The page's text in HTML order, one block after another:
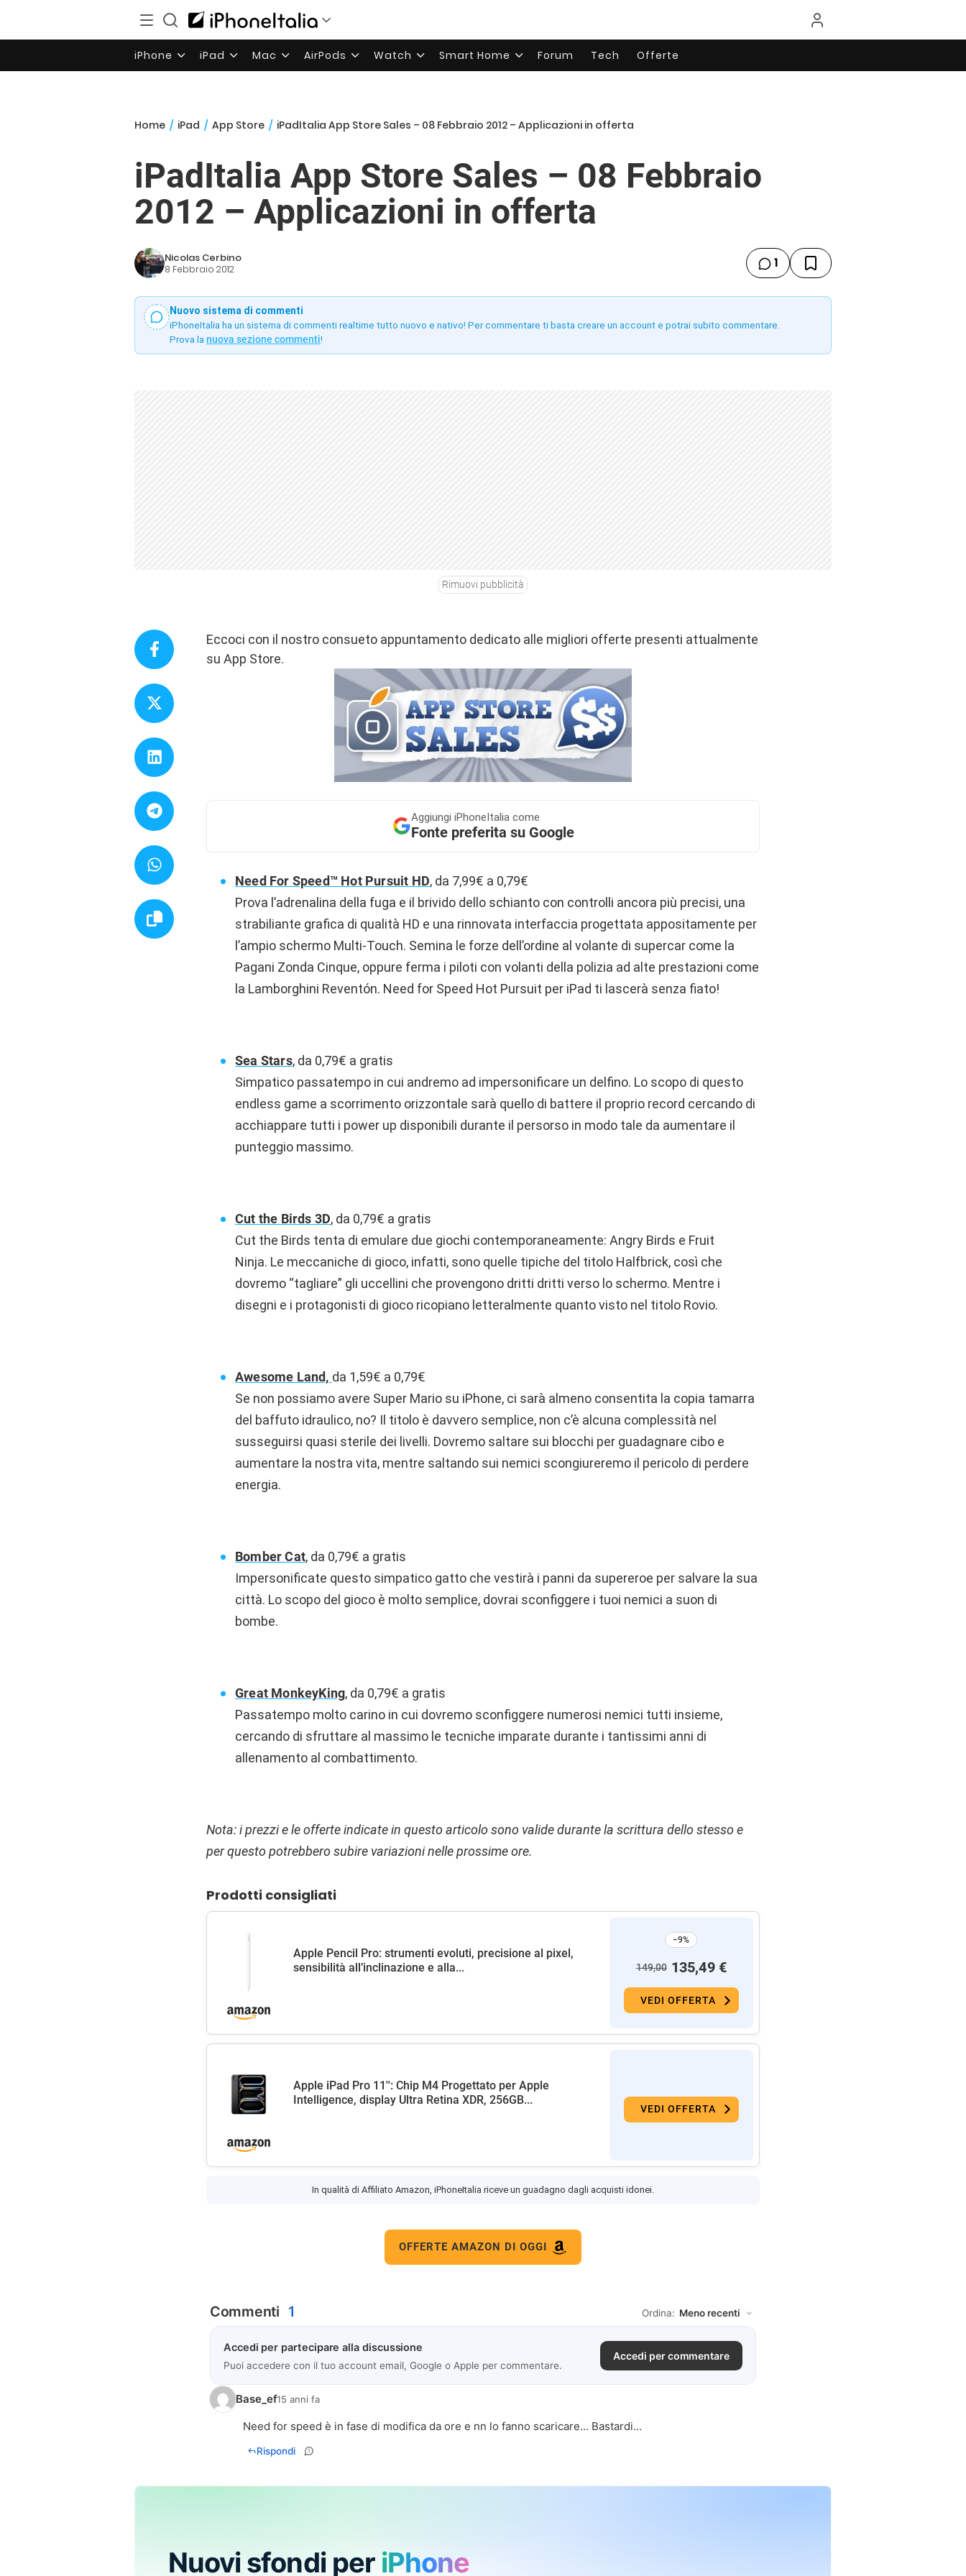
iPhone iPad Mac AirPods Watch Smart Home Forum Tech Offerte
Home / iPad / App Store / iPadItalia App Store Sales – 08 Febbraio 2012 – Applicazioni in offerta
iPadItalia App Store Sales – 08 Febbraio
2012 – Applicazioni in offerta
Nicolas Cerbino
8 Febbraio 2012 1
Nuovo sistema di commenti
iPhoneItalia ha un sistema di commenti realtime tutto nuovo e nativo! Per commentare ti basta creare un account e potrai subito commentare.
Prova la nuova sezione commenti!
Rimuovi pubblicità
Eccoci con il nostro consueto appuntamento dedicato alle migliori offerte presenti attualmente
su App Store.
Aggiungi iPhoneItalia come
Fonte preferita su Google
Need For Speed™ Hot Pursuit HD, da 7,99€ a 0,79€
Prova l’adrenalina della fuga e il brivido dello schianto con controlli ancora più precisi, una
strabiliante grafica di qualità HD e una rinnovata interfaccia progettata appositamente per
l’ampio schermo Multi-Touch. Semina le forze dell’ordine al volante di supercar come la
Pagani Zonda Cinque, oppure ferma i piloti con volanti della polizia ad alte prestazioni come
la Lamborghini Reventón. Need for Speed Hot Pursuit per iPad ti lascerà senza fiato!
Sea Stars, da 0,79€ a gratis
Simpatico passatempo in cui andremo ad impersonificare un delfino. Lo scopo di questo
endless game a scorrimento orizzontale sarà quello di battere il proprio record cercando di
acchiappare tutti i power up disponibili durante il persorso in modo tale da aumentare il
punteggio massimo.
Cut the Birds 3D, da 0,79€ a gratis
Cut the Birds tenta di emulare due giochi contemporaneamente: Angry Birds e Fruit
Ninja. Le meccaniche di gioco, infatti, sono quelle tipiche del titolo Halfbrick, così che
dovremo “tagliare” gli uccellini che provengono dritti dritti verso lo schermo. Mentre i
disegni e i protagonisti di gioco ricopiano letteralmente quanto visto nel titolo Rovio.
Awesome Land, da 1,59€ a 0,79€
Se non possiamo avere Super Mario su iPhone, ci sarà almeno consentita la copia tamarra
del baffuto idraulico, no? Il titolo è davvero semplice, non c’è alcuna complessità nel
susseguirsi quasi sterile dei livelli. Dovremo saltare sui blocchi per guadagnare cibo e
aumentare la nostra vita, mentre saltando sui nemici scongiureremo il pericolo di perdere
energia.
Bomber Cat, da 0,79€ a gratis
Impersonificate questo simpatico gatto che vestirà i panni da supereroe per salvare la sua
città. Lo scopo del gioco è molto semplice, dovrai sconfiggere i tuoi nemici a suon di
bombe.
Great MonkeyKing, da 0,79€ a gratis
Passatempo molto carino in cui dovremo sconfiggere numerosi nemici tutti insieme,
cercando di sfruttare al massimo le tecniche imparate durante i tantissimi anni di
allenamento al combattimento.
Nota: i prezzi e le offerte indicate in questo articolo sono valide durante la scrittura dello stesso e
per questo potrebbero subire variazioni nelle prossime ore.
Prodotti consigliati
Apple Pencil Pro: strumenti evoluti, precisione al pixel,
sensibilità all’inclinazione e alla...
−9%
149,00 135,49 €
VEDI OFFERTA
Apple iPad Pro 11'': Chip M4 Progettato per Apple
Intelligence, display Ultra Retina XDR, 256GB...
VEDI OFFERTA
In qualità di Affiliato Amazon, iPhoneItalia riceve un guadagno dagli acquisti idonei.
OFFERTE AMAZON DI OGGI
Commenti 1 Ordina:
Accedi per partecipare alla discussione
Puoi accedere con il tuo account email, Google o Apple per commentare.
Accedi per commentare
Base_ef15 anni fa
Need for speed è in fase di modifica da ore e nn lo fanno scaricare... Bastardi...
Rispondi
Nuovi sfondi per iPhone